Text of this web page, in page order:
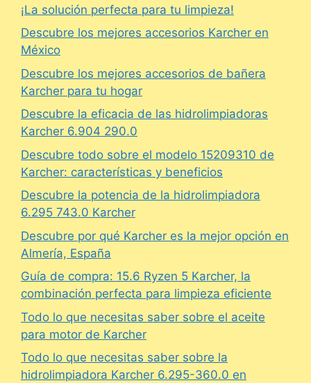
¡La solución perfecta para tu limpieza!
Descubre los mejores accesorios Karcher en
México
Descubre los mejores accesorios de bañera
Karcher para tu hogar
Descubre la eficacia de las hidrolimpiadoras
Karcher 6.904 290.0
Descubre todo sobre el modelo 15209310 de
Karcher: características y beneficios
Descubre la potencia de la hidrolimpiadora
6.295 743.0 Karcher
Descubre por qué Karcher es la mejor opción en
Almería, España
Guía de compra: 15.6 Ryzen 5 Karcher, la
combinación perfecta para limpieza eficiente
Todo lo que necesitas saber sobre el aceite
para motor de Karcher
Todo lo que necesitas saber sobre la
hidrolimpiadora Karcher 6.295-360.0 en